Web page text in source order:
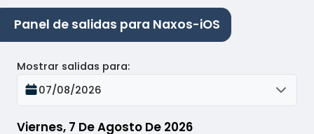
Panel de salidas para Naxos-iOS
Viernes, 7 De Agosto De 2026
Mostrar salidas para:
07/08/2026